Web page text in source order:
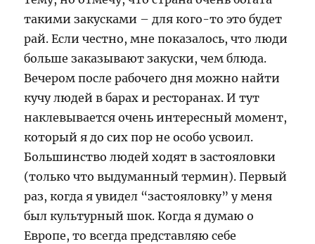
такими закусками – для кого-то это будет
рай. Если честно, мне показалось, что люди
больше заказывают закуски, чем блюда.
Вечером после рабочего дня можно найти
кучу людей в барах и ресторанах. И тут
наклевывается очень интересный момент,
который я до сих пор не особо усвоил.
Большинство людей ходят в застояловки
(только что выдуманный термин). Первый
раз, когда я увидел “застояловку” у меня
был культурный шок. Когда я думаю о
Европе, то всегда представляю себе